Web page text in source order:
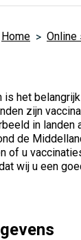
Home Online
is het
zijn
in landen
de
of u
wij u een